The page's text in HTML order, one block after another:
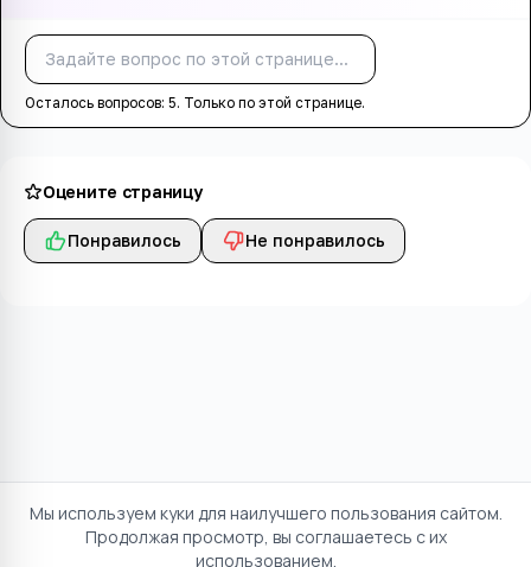
Осталось вопросов: 5. Только по этой странице.
Оцените страницу
Понравилось Не понравилось
Мы используем куки для наилучшего пользования сайтом.
Продолжая просмотр, вы соглашаетесь с их
использованием.